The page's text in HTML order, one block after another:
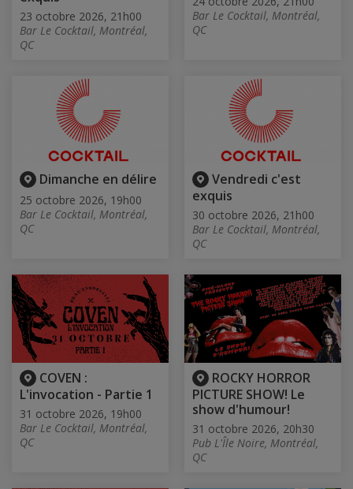
23 octobre 2026, 21h00
Bar Le Cocktail, Montréal,
QC
Bar Le Cocktail, Montréal,
QC
Dimanche en délire
25 octobre 2026, 19h00
Bar Le Cocktail, Montréal,
QC
Vendredi c'est
exquis
30 octobre 2026, 21h00
Bar Le Cocktail, Montréal,
QC
COVEN :
L'invocation - Partie 1
31 octobre 2026, 19h00
Bar Le Cocktail, Montréal,
QC
ROCKY HORROR
PICTURE SHOW! Le
show d'humour!
31 octobre 2026, 20h30
Pub L'Île Noire, Montréal,
QC